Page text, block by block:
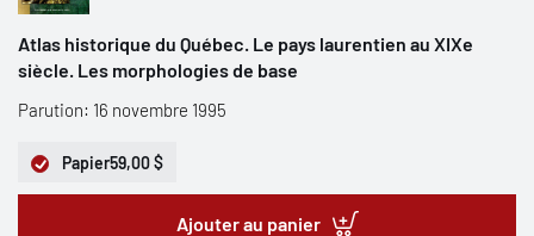
Atlas historique du Québec. Le pays laurentien au XIXe
siècle. Les morphologies de base
Parution: 16 novembre 1995
Papier59,00 $
Ajouter au panier